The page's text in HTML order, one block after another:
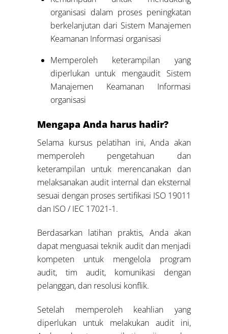
organisasi dalam proses peningkatan
berkelanjutan dari Sistem Manajemen
Keamanan Informasi organisasi
Memperoleh keterampilan yang
diperlukan untuk mengaudit Sistem
Manajemen Keamanan Informasi
organisasi
Mengapa Anda harus hadir?
Selama kursus pelatihan ini, Anda akan
memperoleh pengetahuan dan
keterampilan untuk merencanakan dan
melaksanakan audit internal dan eksternal
sesuai dengan proses sertifikasi ISO 19011
dan ISO / IEC 17021-1.
Berdasarkan latihan praktis, Anda akan
dapat menguasai teknik audit dan menjadi
kompeten untuk mengelola program
audit, tim audit, komunikasi dengan
pelanggan, dan resolusi konflik.
Setelah memperoleh keahlian yang
diperlukan untuk melakukan audit ini,